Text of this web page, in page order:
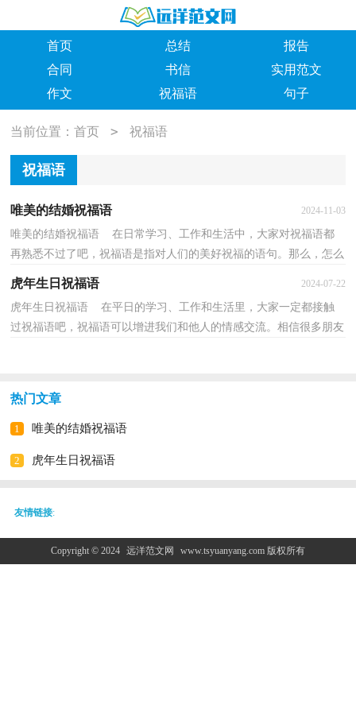
首页 总结
报告
合同
书信
实用范文
作文
祝福语 句子
当前位置：首页 > 祝福语
祝福语
唯美的结婚祝福语 2024-11-03
唯美的结婚祝福语 在日常学习、工作和生活中，大家对祝福语都
再熟悉不过了吧，祝福语是指对人们的美好祝福的语句。那么，怎么
虎年生日祝福语 2024-07-22
虎年生日祝福语 在平日的学习、工作和生活里，大家一定都接触
过祝福语吧，祝福语可以增进我们和他人的情感交流。相信很多朋友
热门文章
1 唯美的结婚祝福语
2 虎年生日祝福语
友情链接:
Copyright © 2024 远洋范文网 www.tsyuanyang.com 版权所有